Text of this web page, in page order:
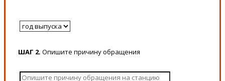
ШАГ 2. Опишите причину обращения